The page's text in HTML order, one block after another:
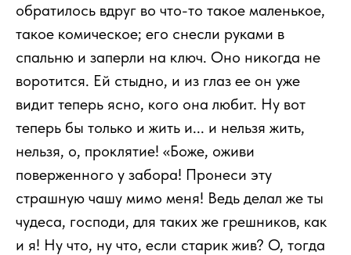
обратилось вдруг во что-то такое маленькое,
такое комическое; его снесли руками в
спальню и заперли на ключ. Оно никогда не
воротится. Ей стыдно, и из глаз ее он уже
видит теперь ясно, кого она любит. Ну вот
теперь бы только и жить и... и нельзя жить,
нельзя, о, проклятие! «Боже, оживи
поверженного у забора! Пронеси эту
страшную чашу мимо меня! Ведь делал же ты
чудеса, господи, для таких же грешников, как
и я! Ну что, ну что, если старик жив? О, тогда